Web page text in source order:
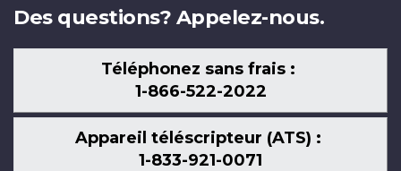
Des questions? Appelez-nous.
Téléphonez sans frais :
1-866-522-2022
Appareil téléscripteur (ATS) :
1-833-921-0071